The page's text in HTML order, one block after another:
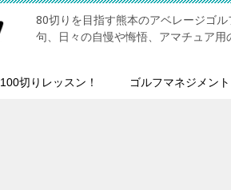
80切りを目指す熊本のアベレージゴ
句、日々の自慢や悔悟、アマチュア用
100切りレッスン！ ゴルフマネジメント